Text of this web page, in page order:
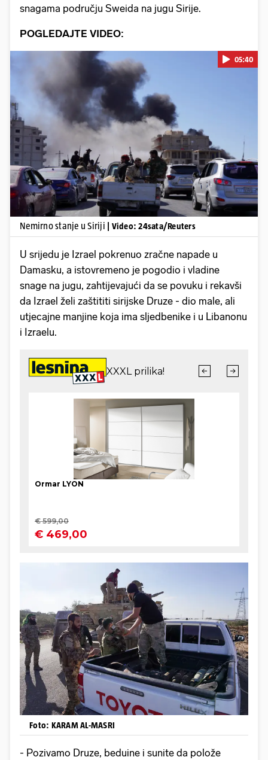
snagama području Sweida na jugu Sirije.
POGLEDAJTE VIDEO:
Pokretanje videa...
05:40
Nemirno stanje u Siriji | Video: 24sata/Reuters
U srijedu je Izrael pokrenuo zračne napade u
Damasku, a istovremeno je pogodio i vladine
snage na jugu, zahtijevajući da se povuku i rekavši
da Izrael želi zaštititi sirijske Druze - dio male, ali
utjecajne manjine koja ima sljedbenike i u Libanonu
i Izraelu.
Foto: KARAM AL-MASRI
- Pozivamo Druze, beduine i sunite da polože